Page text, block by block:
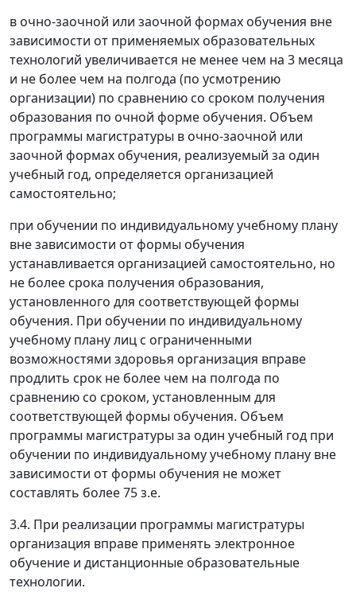
в очно-заочной или заочной формах обучения вне
зависимости от применяемых образовательных
технологий увеличивается не менее чем на 3 месяца
и не более чем на полгода (по усмотрению
организации) по сравнению со сроком получения
образования по очной форме обучения. Объем
программы магистратуры в очно-заочной или
заочной формах обучения, реализуемый за один
учебный год, определяется организацией
самостоятельно;
при обучении по индивидуальному учебному плану
вне зависимости от формы обучения
устанавливается организацией самостоятельно, но
не более срока получения образования,
установленного для соответствующей формы
обучения. При обучении по индивидуальному
учебному плану лиц с ограниченными
возможностями здоровья организация вправе
продлить срок не более чем на полгода по
сравнению со сроком, установленным для
соответствующей формы обучения. Объем
программы магистратуры за один учебный год при
обучении по индивидуальному учебному плану вне
зависимости от формы обучения не может
составлять более 75 з.е.
3.4. При реализации программы магистратуры
организация вправе применять электронное
обучение и дистанционные образовательные
технологии.